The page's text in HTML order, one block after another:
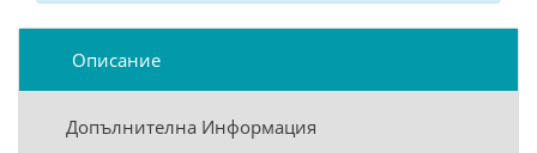
Описание
Допълнителна Информация